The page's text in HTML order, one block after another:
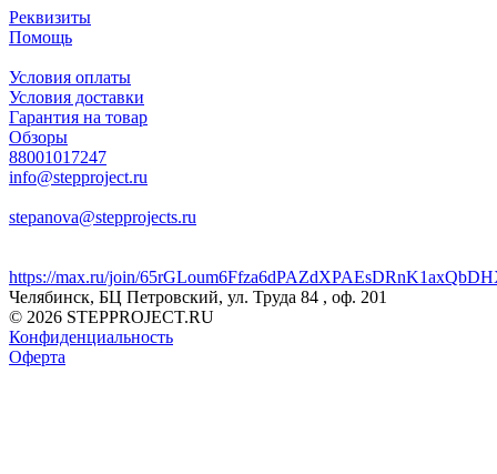
Реквизиты
Помощь
Условия оплаты
Условия доставки
Гарантия на товар
Обзоры
88001017247
info@stepproject.ru
stepanova@stepprojects.ru
https://max.ru/join/
Челябинск, БЦ Петровский, ул. Труда 84 , оф. 201
© 2026 STEPPROJECT.RU
Конфиденциальность
Оферта